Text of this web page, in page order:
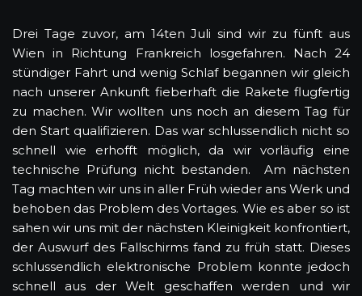
Drei Tage zuvor, am 14ten Juli sind wir zu fünft aus
Wien in Richtung Frankreich losgefahren. Nach 24
stündiger Fahrt und wenig Schlaf begannen wir gleich
nach unserer Ankunft fieberhaft die Rakete flugfertig
zu machen. Wir wollten uns noch an diesem Tag für
den Start qualifizieren. Das war schlussendlich nicht so
schnell wie erhofft möglich, da wir vorläufig eine
technische Prüfung nicht bestanden. Am nächsten
Tag machten wir uns in aller Früh wieder ans Werk und
behoben das Problem des Vortages. Wie es aber so ist
sahen wir uns mit der nächsten Kleinigkeit konfrontiert,
der Auswurf des Fallschirms fand zu früh statt. Dieses
schlussendlich elektronische Problem konnte jedoch
schnell aus der Welt geschaffen werden und wir